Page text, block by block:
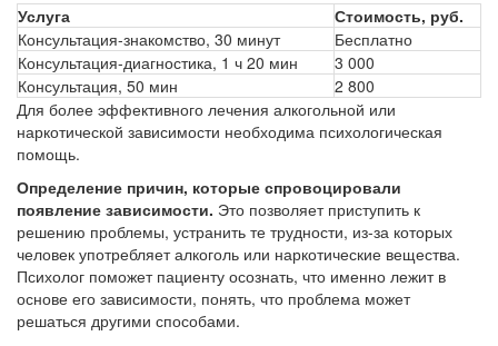
Услуга
Стоимость, руб.
Консультация-знакомство, 30 минут
Бесплатно
Консультация-диагностика, 1 ч 20 мин
3 000
Консультация, 50 мин
2 800
Для более эффективного лечения алкогольной или
наркотической зависимости необходима психологическая
помощь.
Определение причин, которые спровоцировали
появление зависимости. Это позволяет приступить к
решению проблемы, устранить те трудности, из-за которых
человек употребляет алкоголь или наркотические вещества.
Психолог поможет пациенту осознать, что именно лежит в
основе его зависимости, понять, что проблема может
решаться другими способами.